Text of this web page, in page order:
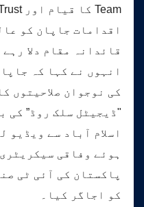
اقدامات جاپان کو
قائدانہ مقام دلا رہے
انہوں نے کہا کہ
کی نوجوان صلاحیتوں
"ڈیجیٹل سلک روڈ” کی
اسلام آباد سے ویڈیو
ہوئے وفاقی
پاکستان کی آئی ٹی
کو اجاگر کیا۔